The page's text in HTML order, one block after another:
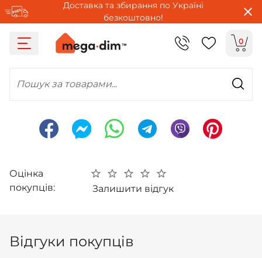
Доставка та збирання по Україні
безкоштовно!
0
Пошук за товарами...
Оцінка
покупців:
Залишити відгук
Відгуки покупців